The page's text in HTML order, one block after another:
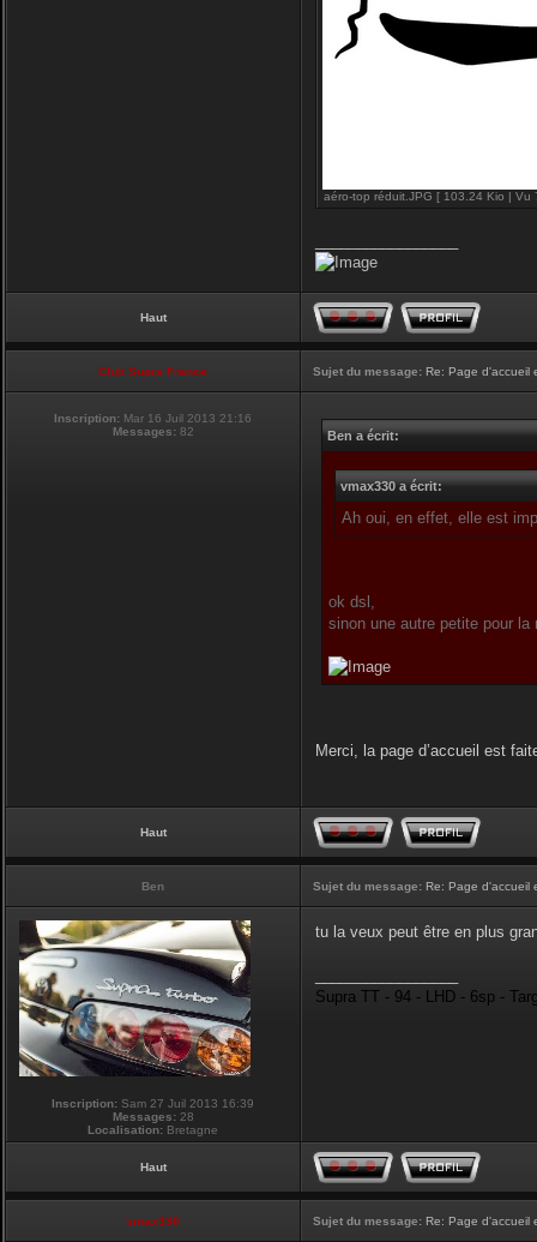
aéro-top réduit.JPG [ 103.24 Kio | Vu
Haut
Club Supra France Sujet du message: Re: Page d'accueil
Inscription: Mar 16 Juil 2013 21:16
Messages: 82 Ben a écrit:
vmax330 a écrit:
Ah oui, en effet, elle est
ok dsl,
sinon une autre petite pour
Merci, la page d’accueil est
Haut
Ben Sujet du message: Re: Page d'accueil
Inscription: Sam 27 Juil 2013 16:39
Messages: 28
Localisation: Bretagne
tu la veux peut être en plus
Supra TT - 94 - LHD - 6sp -
Haut
vmax330 Sujet du message: Re: Page d'accueil